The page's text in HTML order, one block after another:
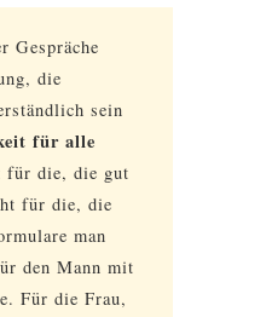
Gespräche
die
sein
für alle
für die, die gut
für die, die
man
den Mann mit
Für die Frau,